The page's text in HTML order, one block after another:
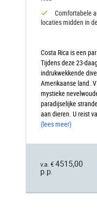
Comfortabele
locaties midden in
Costa Rica is een
Tijdens deze 23-
indrukwekkende
Amerikaanse land.
mystieke
paradijselijke
aan dieren. U reist
(lees meer)
v.a. € 4515,00
p.p.